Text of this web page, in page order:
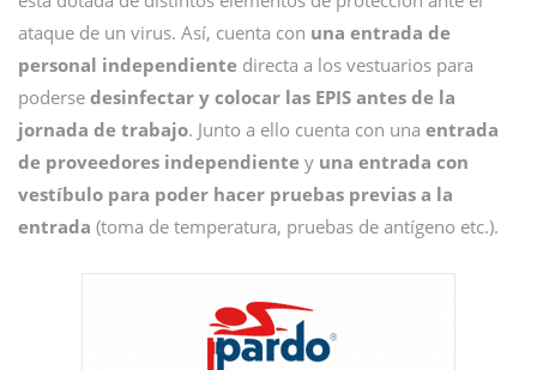
ataque de un virus. Así, cuenta con una entrada de
personal independiente directa a los vestuarios para
poderse desinfectar y colocar las EPIS antes de la
jornada de trabajo. Junto a ello cuenta con una entrada
de proveedores independiente y una entrada con
vestíbulo para poder hacer pruebas previas a la
entrada (toma de temperatura, pruebas de antígeno etc.).